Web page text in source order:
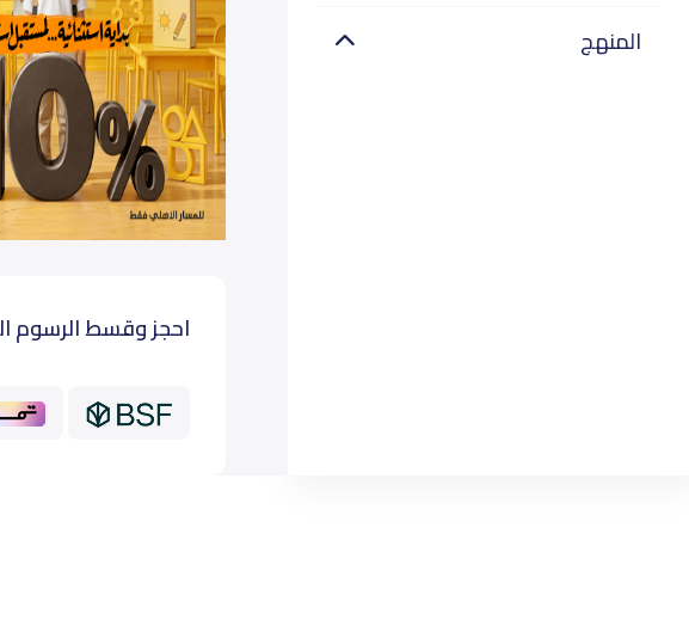
المنهج
احجز وقسط الرسوم